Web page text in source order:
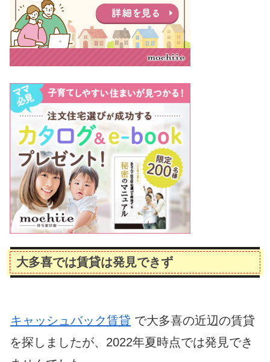
大多喜では賃貸は発見できず
キャッシュバック賃貸 で大多喜の近辺の賃貸
を探しましたが、2022年夏時点では発見でき